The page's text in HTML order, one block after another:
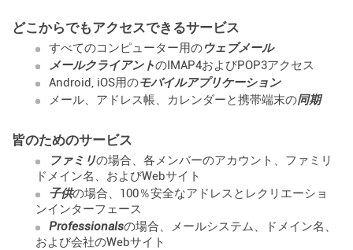
どこからでもアクセスできるサービス
すべてのコンピューター用のウェブメール
メールクライアントのIMAP4およびPOP3アクセス
Android, iOS用のモバイルアプリケーション
メール、アドレス帳、カレンダーと携帯端末の同期
皆のためのサービス
ファミリの場合、各メンバーのアカウント、ファミリ
ドメイン名、およびWebサイト
子供の場合、100％安全なアドレスとレクリエーショ
ンインターフェース
Professionalsの場合、メールシステム、ドメイン名、
および会社のWebサイト